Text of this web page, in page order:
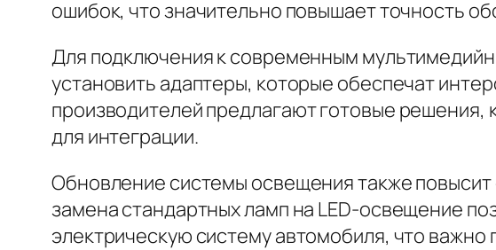
ошибок, что значительно повышает точность
Для подключения к современным
установить адаптеры, которые обеспечат
производителей предлагают готовые
для интеграции.
Обновление системы освещения также
замена стандартных ламп на LED-освещение
электрическую систему автомобиля, что